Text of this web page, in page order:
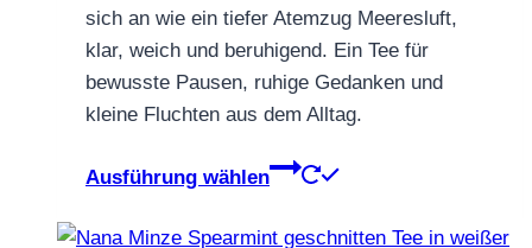
sich an wie ein tiefer Atemzug Meeresluft,
klar, weich und beruhigend. Ein Tee für
bewusste Pausen, ruhige Gedanken und
kleine Fluchten aus dem Alltag.
Ausführung wählen
Dieses
weist